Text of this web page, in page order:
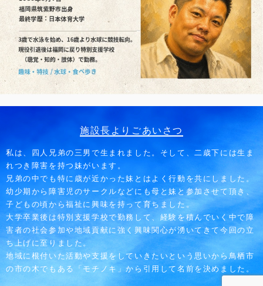
施設長よりごあいさつ
私は、四人兄弟の三男で生まれました。そして、二歳下には生ま
れつき障害を持つ妹がいます。
兄弟の中でも特に歳が近かった妹とはよく行動を共にしました。
幼少期から障害児のサークルなどにも母と妹と参加させて頂き、
子どもの頃から福祉に興味を持って育ちました。
大学卒業後は特別支援学校で勤務して、経験を積んでいく中で障
害者の社会参加や地域貢献に強く興味関心が湧いてきて今回の立
ち上げに至りました。
地域に根付いた活動や支援をしていきたいという思いから鳥栖市
の市の木でもある「モチノキ」から引用して名前を決めました。